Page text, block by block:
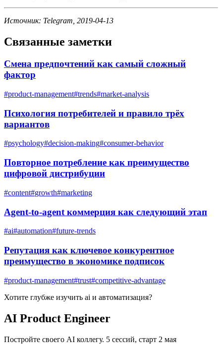
Источник: Telegram, 2019-04-13
Связанные заметки
Смена предпочтений как самый сложный
фактор
#product-management#trends#market-analysis
Психология потребителей и правило трёх
вариантов
#psychology#decision-making#consumer-behavior
Повторное потребление как преимущество
цифровой дистрибуции
#content#growth#marketing
Agent-to-agent коммерция как следующий этап
#ai#automation#future-trends
Репутация как ключевое конкурентное
преимущество в экономике подписок
#product-management#trust#competitive-advantage
Хотите глубже изучить ai и автоматизация?
AI Product Engineer
Постройте своего AI коллегу. 5 сессий, старт 2 мая